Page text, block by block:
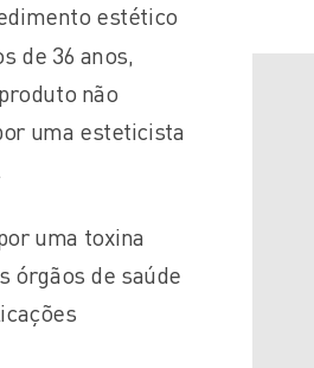
estético
de 36 anos,
não
uma esteticista
uma toxina
órgãos de saúde